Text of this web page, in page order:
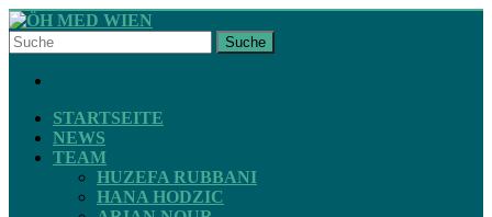
Skip
to
content
ÖH
MED
WIEN
ZAHNMEDIZIN
Suche
STARTSEITE
NEWS
TEAM
HUZEFA RUBBANI
HANA HODZIC